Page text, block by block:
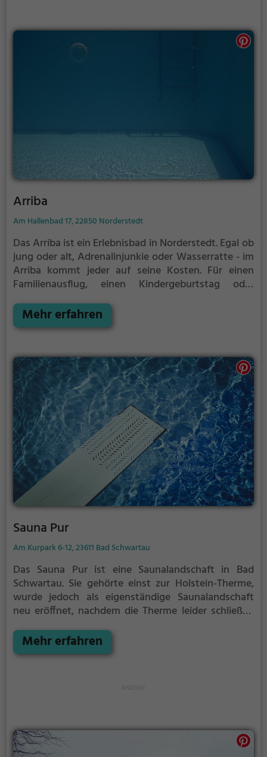
Arriba
Am Hallenbad 17, 22850 Norderstedt
Das Arriba ist ein Erlebnisbad in Norderstedt.Egal ob
jung oder alt, Adrenalinjunkie oder Wasserratte - im
Arriba kommt jeder auf seine Kosten. Für einen
Familienausflug, einen Kindergeburtstag oder
richtige Adresse.
Mehr erfahren
Sauna Pur
Am Kurpark 6-12, 23611 Bad Schwartau
Das Sauna Pur ist eine Saunalandschaft in Bad
Schwartau. Sie gehörte einst zur Holstein-Therme,
wurde jedoch als eigenständige Saunalandschaft
neu eröffnet, nachdem die Therme leider schließen
Mehr erfahren